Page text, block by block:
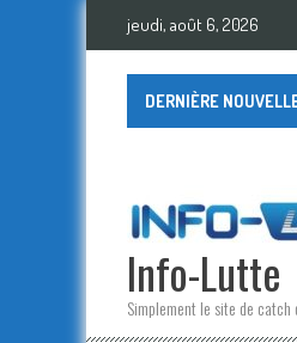
Skip
jeudi, août 6, 2026
DERNIÈRE
Info-Lutte
Simplement le site de catch